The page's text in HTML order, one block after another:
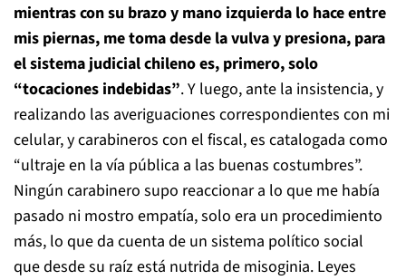
mientras con su brazo y mano izquierda lo hace entre
mis piernas, me toma desde la vulva y presiona, para
el sistema judicial chileno es, primero, solo
“tocaciones indebidas”. Y luego, ante la insistencia, y
realizando las averiguaciones correspondientes con mi
celular, y carabineros con el fiscal, es catalogada como
“ultraje en la vía pública a las buenas costumbres”.
Ningún carabinero supo reaccionar a lo que me había
pasado ni mostro empatía, solo era un procedimiento
más, lo que da cuenta de un sistema político social
que desde su raíz está nutrida de misoginia. Leyes